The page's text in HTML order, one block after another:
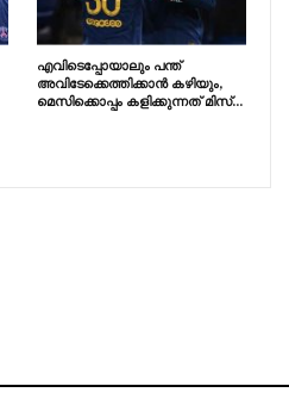
എവിടെപ്പോയാലും പന്ത്
അവിടേക്കെത്തിക്കാൻ കഴിയും,
മെസിക്കൊപ്പം കളിക്കുന്നത് മിസ്…